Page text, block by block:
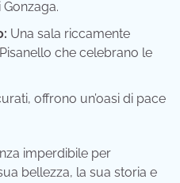
Una sala riccamente
che celebrano le
offrono un’oasi di pace
imperdibile per
bellezza, la sua storia e